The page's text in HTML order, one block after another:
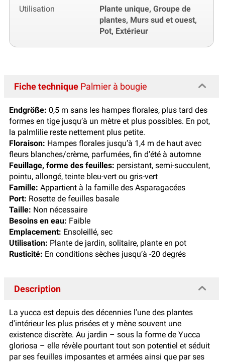
Utilisation
Plante unique, Groupe de
plantes, Murs sud et ouest,
Pot, Extérieur
Fiche technique Palmier à bougie
Endgröße: 0,5 m sans les hampes florales, plus tard des
formes en tige jusqu’à un mètre et plus possibles. En pot,
la palmlilie reste nettement plus petite.
Floraison: Hampes florales jusqu’à 1,4 m de haut avec
fleurs blanches/crème, parfumées, fin d’été à automne
Feuillage, forme des feuilles: persistant, semi-succulent,
pointu, allongé, teinte bleu-vert ou gris-vert
Famille: Appartient à la famille des Asparagacées
Port: Rosette de feuilles basale
Taille: Non nécessaire
Besoins en eau: Faible
Emplacement: Ensoleillé, sec
Utilisation: Plante de jardin, solitaire, plante en pot
Rusticité: En conditions sèches jusqu’à -20 degrés
Description
La yucca est depuis des décennies l'une des plantes
d'intérieur les plus prisées et y mène souvent une
existence discrète. Au jardin – sous la forme de Yucca
gloriosa – elle révèle pourtant tout son potentiel et séduit
par ses feuilles imposantes et armées ainsi que par ses